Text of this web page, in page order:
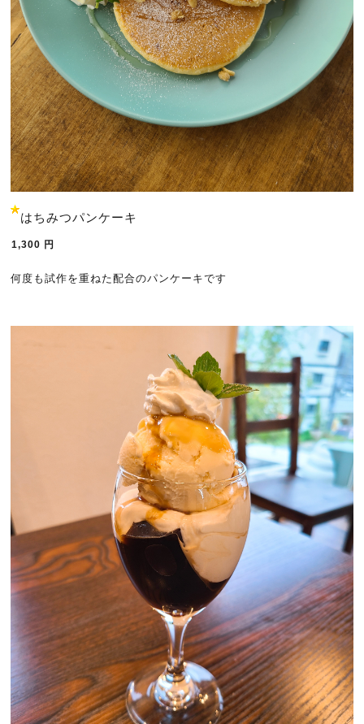
はちみつパンケーキ
1,300 円
何度も試作を重ねた配合のパンケーキです